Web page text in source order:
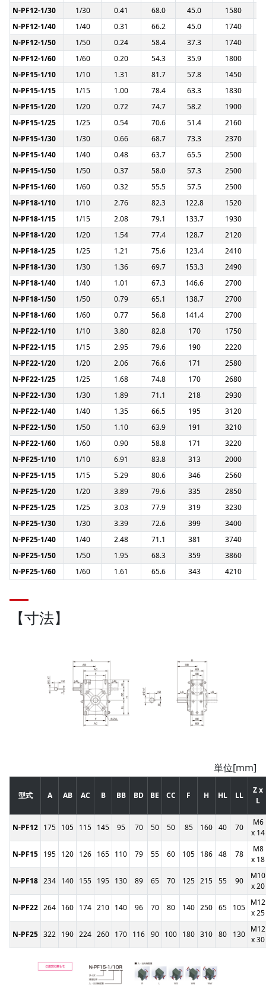
N-PF12-1/30
1/30 0.41 68.0 45.0
1580
N-PF12-1/40
1/40 0.31 66.2 45.0
1740
N-PF12-1/50
1/50 0.24 58.4 37.3
1740
N-PF12-1/60
1/60 0.20 54.3 35.9
1800
N-PF15-1/10
1/10 1.31 81.7 57.8
1450
N-PF15-1/15
1/15 1.00 78.4 63.3
1830
N-PF15-1/20
1/20 0.72 74.7 58.2
1900
N-PF15-1/25
1/25 0.54 70.6 51.4
2160
N-PF15-1/30
1/30 0.66 68.7 73.3
2370
N-PF15-1/40
1/40 0.48 63.7 65.5
2500
N-PF15-1/50
1/50 0.37 58.0 57.3
2500
N-PF15-1/60
1/60 0.32 55.5 57.5
2500
N-PF18-1/10
1/10 2.76 82.3 122.8
1520
N-PF18-1/15
1/15 2.08 79.1 133.7
1930
N-PF18-1/20
1/20 1.54 77.4 128.7
2120
N-PF18-1/25
1/25 1.21 75.6 123.4
2410
N-PF18-1/30
1/30 1.36 69.7 153.3
2490
N-PF18-1/40
1/40 1.01 67.3 146.6
2700
N-PF18-1/50
1/50 0.79 65.1 138.7
2700
N-PF18-1/60
1/60 0.77 56.8 141.4
2700
N-PF22-1/10
1/10 3.80 82.8 170
1750
N-PF22-1/15
1/15 2.95 79.6 190
2220
N-PF22-1/20
1/20 2.06 76.6 171
2580
N-PF22-1/25
1/25 1.68 74.8 170
2680
N-PF22-1/30
1/30 1.89 71.1 218
2930
N-PF22-1/40
1/40 1.35 66.5 195
3120
N-PF22-1/50
1/50 1.10 63.9 191
3210
N-PF22-1/60
1/60 0.90 58.8 171
3220
N-PF25-1/10
1/10 6.91 83.8 313
2000
N-PF25-1/15
1/15 5.29 80.6 346
2560
N-PF25-1/20
1/20 3.89 79.6 335
2850
N-PF25-1/25
1/25 3.03 77.9 319
3230
N-PF25-1/30
1/30 3.39 72.6 399
3400
N-PF25-1/40
1/40 2.48 71.1 381
3740
N-PF25-1/50
1/50 1.95 68.3 359
3860
N-PF25-1/60
1/60 1.61 65.6 343 4210
【寸法】
単位[mm]
型式 A AB AC B BB BD BE CC F H HL LL
Z x
L
N-PF12 175 105 115 145 95 70 50 50 85 160 40 70
M6
x 14
N-PF15 195 120 126 165 110 79 55 60 105 186 48 78
M8
x 18
N-PF18 234 140 155 195 130 89 65 70 125 215 55 90
M10
x 20
N-PF22 264 160 174 210 140 96 70 80 140 250 65 105
M12
x 25
N-PF25 322 190 224 260 170 116 90 100 180 310 80 130
M12
x 30